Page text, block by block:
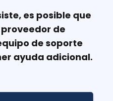
es posible que
de
de soporte
ayuda adicional.